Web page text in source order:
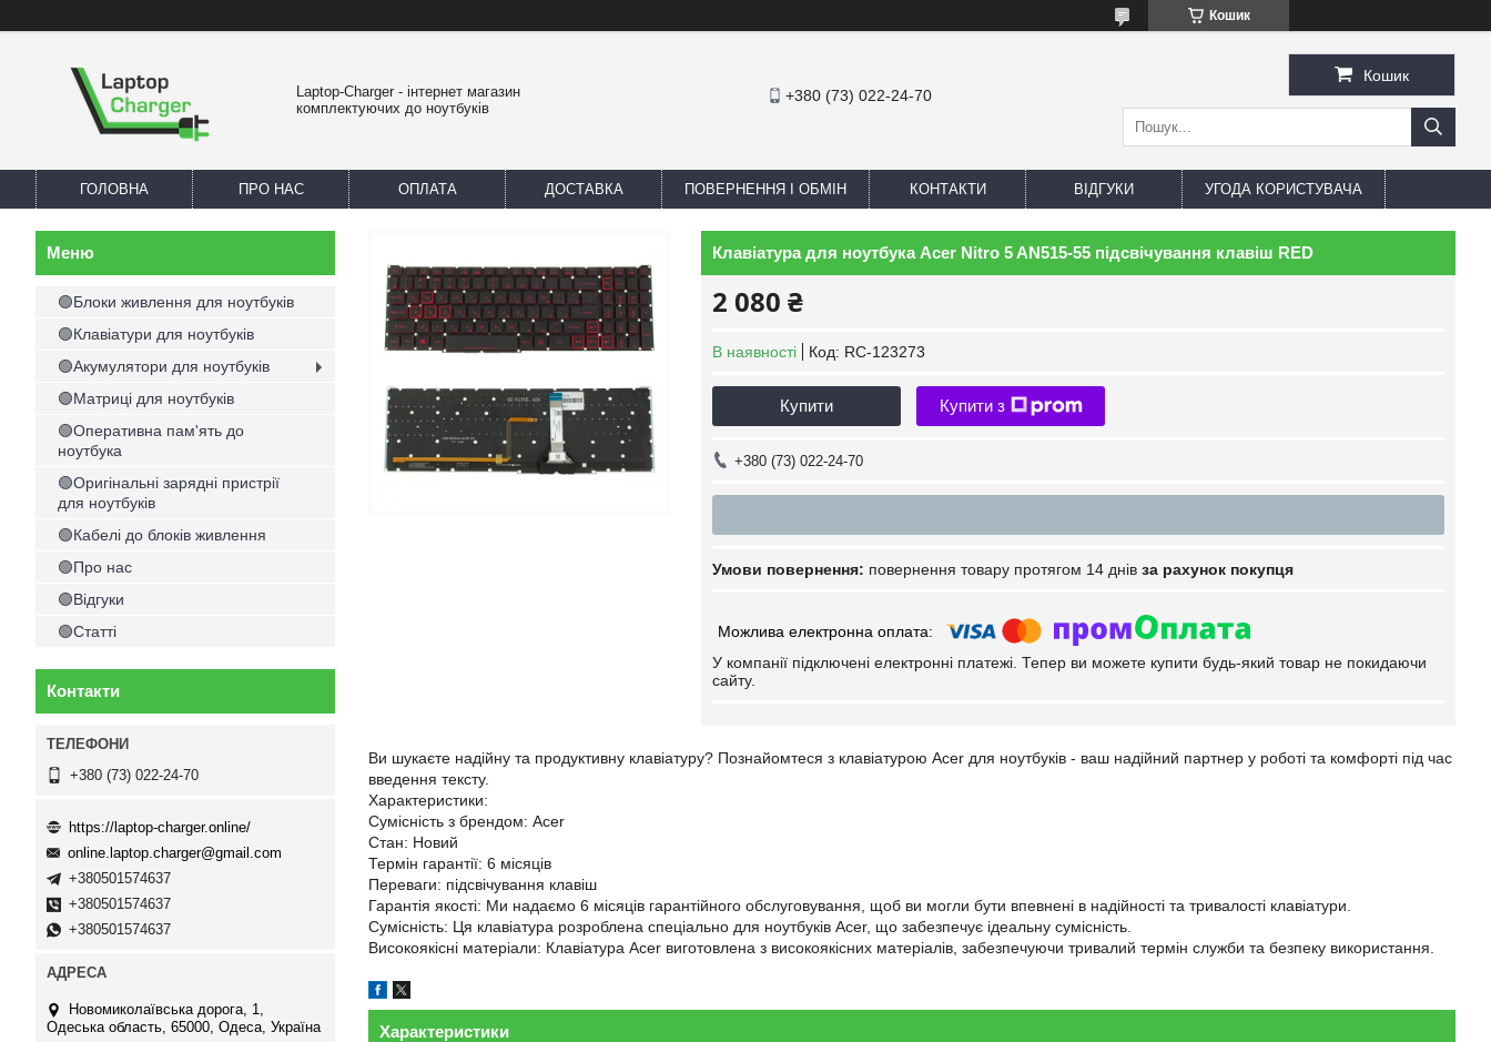
Кошик
Laptop-Charger - інтернет магазин
комплектуючих до ноутбуків
+380 (73) 022-24-70
Кошик
ГОЛОВНА ПРО НАС ОПЛАТА ДОСТАВКА ПОВЕРНЕННЯ І ОБМІН КОНТАКТИ ВІДГУКИ УГОДА КОРИСТУВАЧА
Клавіатура для ноутбука Acer Nitro 5 AN515-55 підсвічування клавіш RED
2 080 ₴
В наявності Код: RC-123273
Купити Купити з
+380 (73) 022-24-70
повернення товару протягом 14 днів за рахунок покупця
У компанії підключені електронні платежі. Тепер ви можете купити будь-який товар не покидаючи
сайту.
Ви шукаєте надійну та продуктивну клавіатуру? Познайомтеся з клавіатурою Acer для ноутбуків - ваш надійний партнер у роботі та комфорті під час
введення тексту.
Характеристики:
Сумісність з брендом: Acer
Стан: Новий
Термін гарантії: 6 місяців
Переваги: підсвічування клавіш
Гарантія якості: Ми надаємо 6 місяців гарантійного обслуговування, щоб ви могли бути впевнені в надійності та тривалості клавіатури.
Сумісність: Ця клавіатура розроблена спеціально для ноутбуків Acer, що забезпечує ідеальну сумісність.
Високоякісні матеріали: Клавіатура Acer виготовлена з високоякісних матеріалів, забезпечуючи тривалий термін служби та безпеку використання.
Характеристики
🟢Блоки живлення для ноутбуків
🟢Клавіатури для ноутбуків
🟢Акумулятори для ноутбуків
🟢Матриці для ноутбуків
🟢Оперативна пам'ять до
ноутбука
🟢Оригінальні зарядні пристрії
для ноутбуків
🟢Кабелі до блоків живлення
🟢Про нас
🟢Відгуки
🟢Статті
Контакти
+380 (73) 022-24-70
https://laptop-charger.online/
online.laptop.charger@gmail.com
+380501574637
+380501574637
+380501574637
Новомиколаївська дорога, 1,
Одеська область, 65000, Одеса, Україна